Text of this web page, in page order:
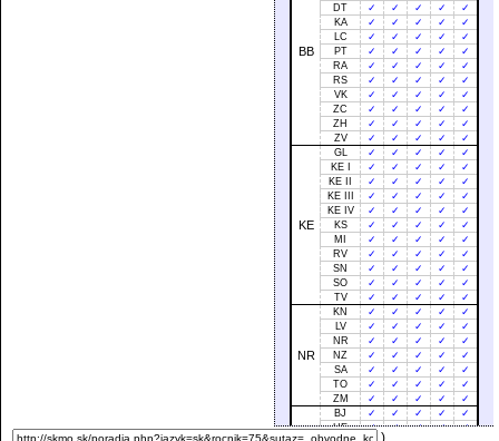
BB
DT
✓ ✓ ✓ ✓
✓
KA
✓ ✓ ✓ ✓
✓
LC
✓ ✓ ✓ ✓
✓
PT
✓ ✓ ✓ ✓
✓
RA
✓ ✓ ✓ ✓
✓
RS
✓ ✓ ✓ ✓
✓
VK
✓ ✓ ✓ ✓
✓
ZC
✓ ✓ ✓ ✓
✓
ZH
✓ ✓ ✓ ✓
✓
ZV
✓ ✓ ✓ ✓ ✓
KE
GL ✓ ✓ ✓ ✓
✓
KE I
✓ ✓ ✓ ✓
✓
KE II
✓ ✓ ✓ ✓
✓
KE III
✓ ✓ ✓ ✓
✓
KE IV
✓ ✓ ✓ ✓
✓
KS
✓ ✓ ✓ ✓
✓
MI
✓ ✓ ✓ ✓
✓
RV
✓ ✓ ✓ ✓
✓
SN
✓ ✓ ✓ ✓
✓
SO
✓ ✓ ✓ ✓
✓
TV
✓ ✓ ✓ ✓ ✓
NR
KN ✓ ✓ ✓ ✓
✓
LV
✓ ✓ ✓ ✓
✓
NR
✓ ✓ ✓ ✓
✓
NZ
✓ ✓ ✓ ✓
✓
SA
✓ ✓ ✓ ✓
✓
TO
✓ ✓ ✓ ✓
✓
ZM
✓ ✓ ✓ ✓
✓
BJ
✓ ✓ ✓ ✓
✓
HE
✓ ✓ ✓ ✓
✓